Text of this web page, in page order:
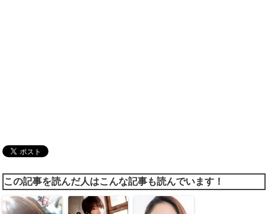
この記事を読んだ人はこんな記事も読んでいます！